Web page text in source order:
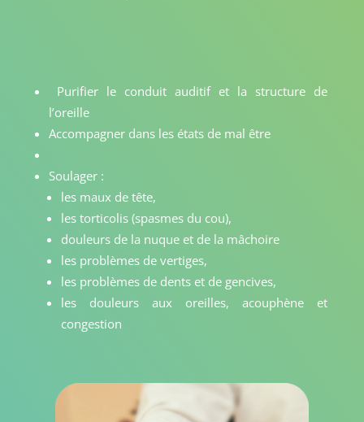
Purifier le conduit auditif et la structure de
l’oreille
Accompagner dans les états de mal être
Soulager :
les maux de tête,
les torticolis (spasmes du cou),
douleurs de la nuque et de la mâchoire
les problèmes de vertiges,
les problèmes de dents et de gencives,
les douleurs aux oreilles, acouphène et
congestion